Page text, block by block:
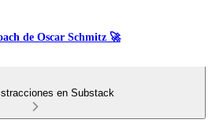
de Oscar Schmitz 🚀
en Substack